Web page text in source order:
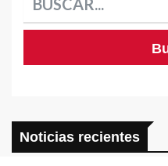
Noticias recientes